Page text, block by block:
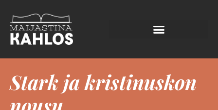
Stark ja kristinuskon